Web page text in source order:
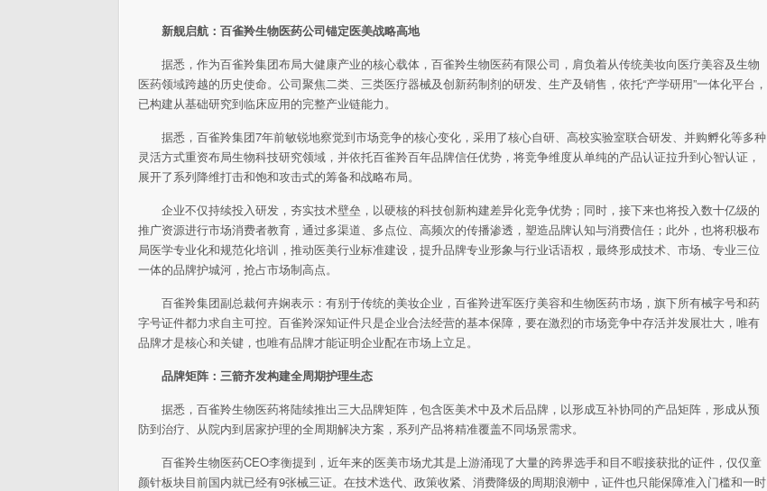
新舰启航： 百雀羚生物医药公司锚定医美战略高地
据悉，作为百雀羚集团布局大健康产业的核心载体，百雀羚生物医药有限公司，肩负着从传统美妆向医疗美容及生物
医药领域跨越的历史使命。公司聚焦二类、三类医疗器械及创新药制剂的研发、生产及销售，依托“产学研用”一体化平台，
已构建从基础研究到临床应用的完整产业链能力。
据悉，百雀羚集团7年前敏锐地察觉到市场竞争的核心变化，采用了核心自研、高校实验室联合研发、并购孵化等多种
灵活方式重资布局生物科技研究领域，并依托百雀羚百年品牌信任优势，将竞争维度从单纯的产品认证拉升到心智认证，
展开了系列降维打击和饱和攻击式的筹备和战略布局。
企业不仅持续投入研发，夯实技术壁垒，以硬核的科技创新构建差异化竞争优势；同时，接下来也将投入数十亿级的
推广资源进行市场消费者教育，通过多渠道、多点位、高频次的传播渗透，塑造品牌认知与消费信任；此外，也将积极布
局医学专业化和规范化培训，推动医美行业标准建设，提升品牌专业形象与行业话语权，最终形成技术、市场、专业三位
一体的品牌护城河，抢占市场制高点。
百雀羚集团副总裁何卉娴表示：有别于传统的美妆企业，百雀羚进军医疗美容和生物医药市场，旗下所有械字号和药
字号证件都力求自主可控。百雀羚深知证件只是企业合法经营的基本保障，要在激烈的市场竞争中存活并发展壮大，唯有
品牌才是核心和关键，也唯有品牌才能证明企业配在市场上立足。
品牌矩阵：三箭齐发构建全周期护理生态
据悉，百雀羚生物医药将陆续推出三大品牌矩阵，包含医美术中及术后品牌，以形成互补协同的产品矩阵，形成从预
防到治疗、从院内到居家护理的全周期解决方案，系列产品将精准覆盖不同场景需求。
百雀羚生物医药CEO李衡提到， 近年来的医美市场尤其是上游涌现了大量的跨界选手和目不暇接获批的证件，仅仅童
颜针板块目前国内就已经有9张械三证。在技术迭代、政策收紧、消费降级的周期浪潮中， 证件也只能保障准入门槛和一时